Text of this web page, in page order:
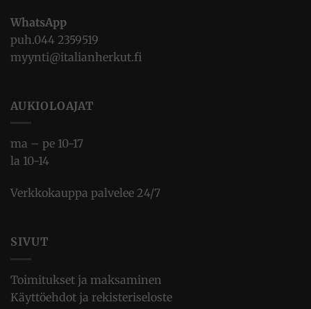
WhatsApp
puh.044 2359519
myynti@italianherkut.fi
AUKIOLOAJAT
ma – pe 10-17
la 10-14
Verkkokauppa palvelee 24/7
SIVUT
Toimitukset ja maksaminen
Käyttöehdot ja rekisteriseloste